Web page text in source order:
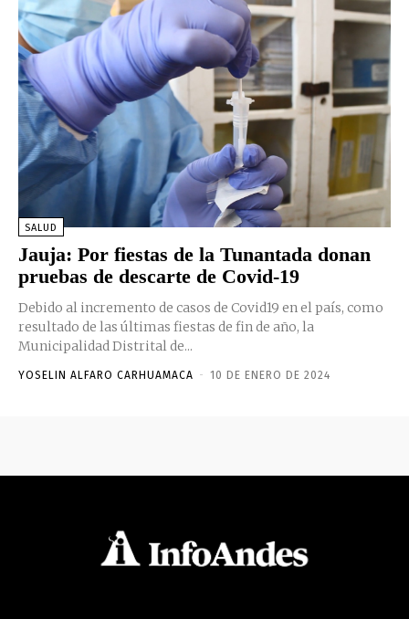
SALUD
Jauja: Por fiestas de la Tunantada donan
pruebas de descarte de Covid-19
Debido al incremento de casos de Covid19 en el país, como
resultado de las últimas fiestas de fin de año, la
Municipalidad Distrital de...
YOSELIN ALFARO CARHUAMACA - 10 DE ENERO DE 2024